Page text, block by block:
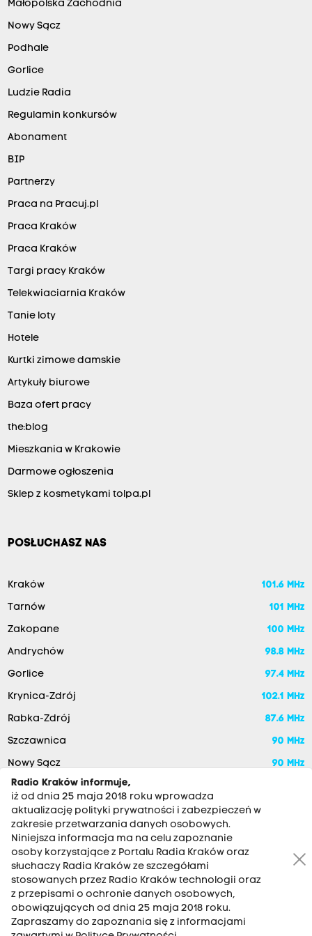
Małopolska Zachodnia
Nowy Sącz
Podhale
Gorlice
Ludzie Radia
Regulamin konkursów
Abonament
BIP
Partnerzy
Praca na Pracuj.pl
Praca Kraków
Praca Kraków
Targi pracy Kraków
Telekwiaciarnia Kraków
Tanie loty
Hotele
Kurtki zimowe damskie
Artykuły biurowe
Baza ofert pracy
the:blog
Mieszkania w Krakowie
Darmowe ogłoszenia
Sklep z kosmetykami tolpa.pl
POSŁUCHASZ NAS
Kraków 101.6 MHz
Tarnów 101 MHz
Zakopane 100 MHz
Andrychów 98.8 MHz
Gorlice 97.4 MHz
Krynica-Zdrój 102.1 MHz
Rabka-Zdrój 87.6 MHz
Szczawnica 90 MHz
Nowy Sącz 90 MHz
RADIO KRAKÓW SA. Aleja Juliusza Słowackiego 22, 30-007
Kraków
Antena: 12 200 33 33
Radio Kraków informuje,
iż od dnia 25 maja 2018 roku wprowadza
aktualizację polityki prywatności i zabezpieczeń w
zakresie przetwarzania danych osobowych.
Niniejsza informacja ma na celu zapoznanie
osoby korzystające z Portalu Radia Kraków oraz
słuchaczy Radia Kraków ze szczegółami
stosowanych przez Radio Kraków technologii oraz
z przepisami o ochronie danych osobowych,
obowiązujących od dnia 25 maja 2018 roku.
Zapraszamy do zapoznania się z informacjami